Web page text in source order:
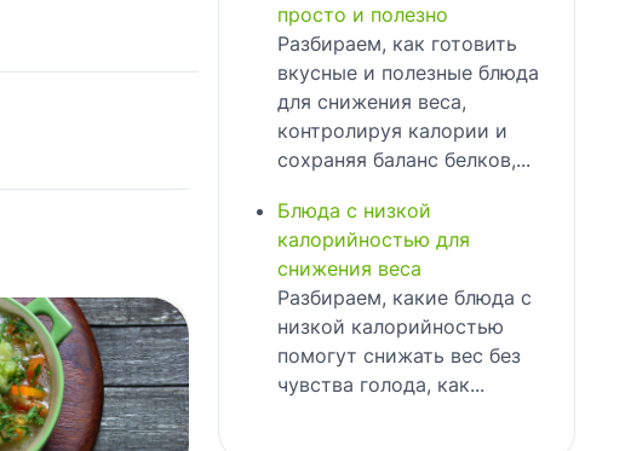
просто и полезно
Разбираем, как готовить
вкусные и полезные блюда
для снижения веса,
контролируя калории и
сохраняя баланс белков,...
Блюда с низкой
калорийностью для
снижения веса
Разбираем, какие блюда с
низкой калорийностью
помогут снижать вес без
чувства голода, как...